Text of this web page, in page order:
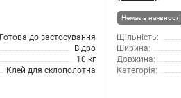
Готова до застосування
Відро
10 кг
Клей для склополотна
Немає в наявності
Щільність:
Ширина:
Довжина:
Категорія: